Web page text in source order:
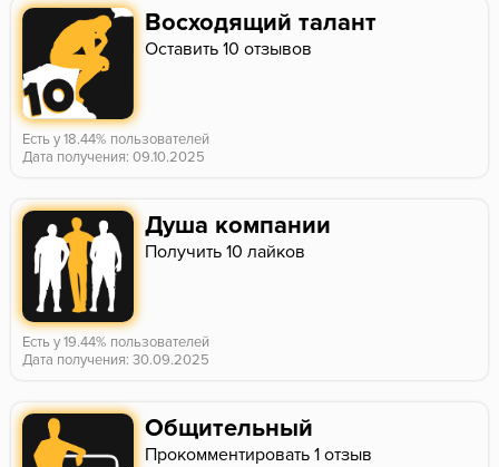
Восходящий талант
Оставить 10 отзывов
Есть у 18.44% пользователей
Дата получения: 09.10.2025
Душа компании
Получить 10 лайков
Есть у 19.44% пользователей
Дата получения: 30.09.2025
Общительный
Прокомментировать 1 отзыв